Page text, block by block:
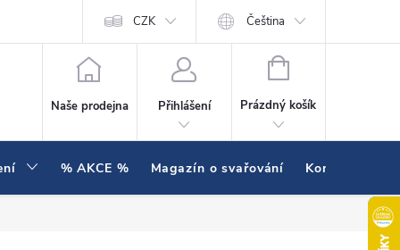
Hodnocení obchodu
CZK Čeština
Naše prodejna Přihlášení
NÁKUPNÍ KOŠÍK
Prázdný košík
% AKCE % Magazín o svařování Kontakty